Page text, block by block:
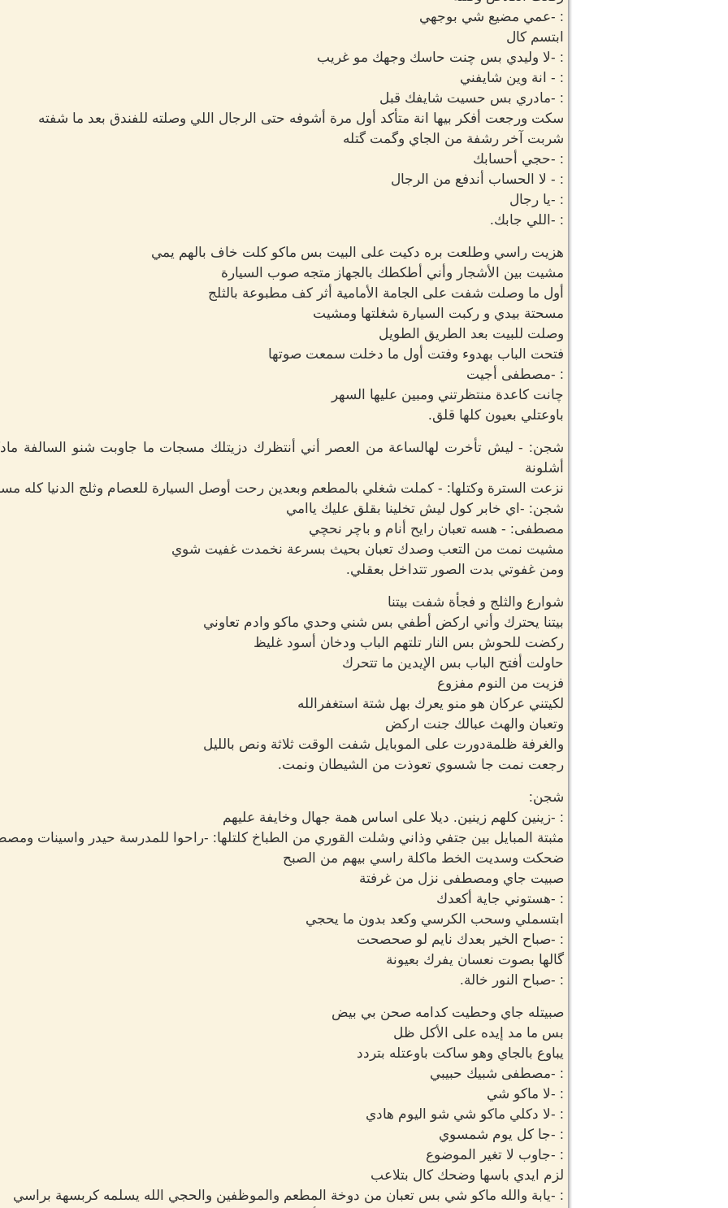
: -عمي مضيع شي بوجهي
ابتسم كال
: -لا وليدي بس چنت حاسك وجهك مو غريب
: - انة وين شايفني
: -مادري بس حسيت شايفك قبل
سكت ورجعت أفكر بيها انة متأكد أول مرة أشوفه حتى الرجال اللي وصلته للفندق بعد ما شفته
شربت آخر رشفة من الجاي وگمت گتله
: -حجي أحسابك
: - لا الحساب أندفع من الرجال
: -يا رجال
: -اللي جابك.
هزيت راسي وطلعت بره دكيت على البيت بس ماكو كلت خاف بالهم يمي
مشيت بين الأشجار وأني أطكطك بالجهاز متجه صوب السيارة
أول ما وصلت شفت على الجامة الأمامية أثر كف مطبوعة بالثلج
مسحتة بيدي و ركبت السيارة شغلتها ومشيت
وصلت للبيت بعد الطريق الطويل
فتحت الباب بهدوء وفتت أول ما دخلت سمعت صوتها
: -مصطفى أجيت
چانت كاعدة منتظرتني ومبين عليها السهر
باوعتلي بعيون كلها قلق.
شجن: - ليش تأخرت لهالساعة من العصر أني أنتظرك دزيتلك مسجات ما جاوبت شنو السالفة
أشلونة
نزعت السترة وكتلها: - كملت شغلي بالمطعم وبعدين رحت أوصل السيارة للعصام وثلج الدنيا كله
شجن: -اي خابر كول ليش تخلينا بقلق عليك ياامي
مصطفى: - هسه تعبان رايح أنام و باچر نحچي
مشيت نمت من التعب وصدك تعبان بحيث بسرعة نخمدت غفيت شوي
ومن غفوتي بدت الصور تتداخل بعقلي.
شوارع والثلج و فجأة شفت بيتنا
بيتنا يحترك وأني اركض أطفي بس شني وحدي ماكو وادم تعاوني
ركضت للحوش بس النار تلتهم الباب ودخان أسود غليظ
حاولت أفتح الباب بس الإيدين ما تتحرك
فزيت من النوم مفزوع
لكيتني عركان هو منو يعرك بهل شتة استغفرالله
وتعبان والهث عبالك جنت اركض
والغرفة ظلمةدورت على الموبايل شفت الوقت ثلاثة ونص بالليل
رجعت نمت جا شسوي تعوذت من الشيطان ونمت.
شجن:
: -زينين كلهم زينين. ديلا على اساس همة جهال وخايفة عليهم
مثبتة المبايل بين جتفي وذاني وشلت القوري من الطباخ كلتلها: -راحوا للمدرسة حيدر واسينات
ضحكت وسديت الخط ماكلة راسي بيهم من الصبح
صبيت جاي ومصطفى نزل من غرفتة
: -هستوني جاية أكعدك
ابتسملي وسحب الكرسي وكعد بدون ما يحجي
: -صباح الخير بعدك نايم لو صحصحت
گالها بصوت نعسان يفرك بعيونة
: -صباح النور خالة.
صبيتله جاي وحطيت كدامه صحن بي بيض
بس ما مد إيده على الأكل ظل
يباوع بالجاي وهو ساكت باوعتله بتردد
: -مصطفى شبيك حبيبي
: -لا ماكو شي
: -لا دكلي ماكو شي شو اليوم هادي
: -جا كل يوم شمسوي
: -جاوب لا تغير الموضوع
لزم ايدي باسها وضحك كال بتلاعب
: -يابة والله ماكو شي بس تعبان من دوخة المطعم والموظفين والحجي الله يسلمه كربسهة براسي